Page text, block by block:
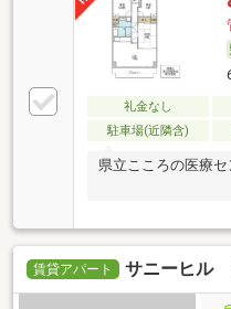
礼金なし
駐車場(近隣含)
県立こころの医療セ
賃貸アパート サニーヒル